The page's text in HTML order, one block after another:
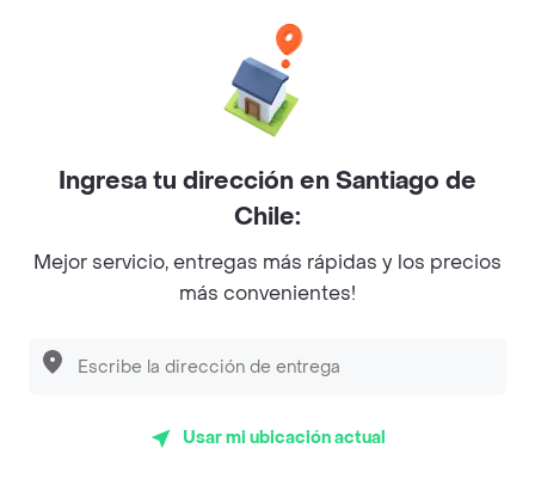
Google play
Pide tu comida favorita cerca de ti
Categorías
Ingresa tu dirección en Santiago de
Chile:
Mejor servicio, entregas más rápidas y los precios
más convenientes!
Usar mi ubicación actual